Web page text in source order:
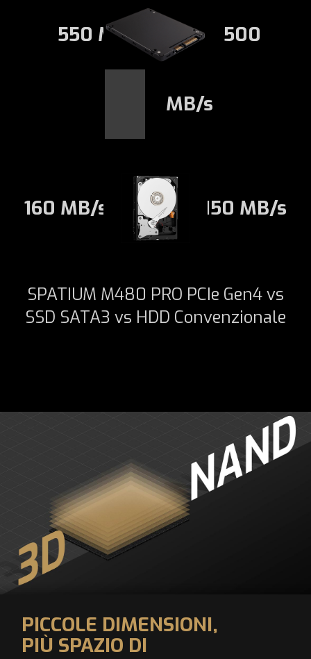
550 MB/s 500
MB/s
160 MB/s 150 MB/s
SPATIUM M480 PRO PCIe Gen4 vs
SSD SATA3 vs HDD Convenzionale
PICCOLE DIMENSIONI,
PIÙ SPAZIO DI